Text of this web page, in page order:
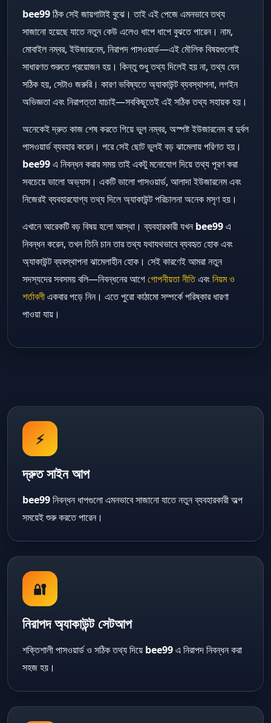
bee99ঠিক সেই জায়গাটাই বুঝে। তাই এই পেজে এমনভাবে তথ্য
সাজানো হয়েছে যাতে নতুন কেউ এলেও ধাপে ধাপে বুঝতে পারেন। নাম,
মোবাইল নম্বর, ইউজারনেম, নিরাপদ পাসওয়ার্ড—এই মৌলিক বিষয়গুলোই
সাধারণত শুরুতে প্রয়োজন হয়। কিন্তু শুধু তথ্য দিলেই হয় না, তথ্য যেন
সঠিক হয়, সেটাও জরুরি। কারণ ভবিষ্যতে অ্যাকাউন্ট ব্যবস্থাপনা, লগইন
অভিজ্ঞতা এবং নিরাপত্তা যাচাই—সবকিছুতেই এই সঠিক তথ্য সহায়ক হয়।
অনেকেই দ্রুত কাজ শেষ করতে গিয়ে ভুল নম্বর, অস্পষ্ট ইউজারনেম বা দুর্বল
পাসওয়ার্ড ব্যবহার করেন। পরে সেই ছোট ভুলই বড় ঝামেলায় পরিণত হয়।
bee99এ নিবন্ধন করার সময় তাই একটু মনোযোগ দিয়ে তথ্য পূরণ করা
সবচেয়ে ভালো অভ্যাস। একটি ভালো পাসওয়ার্ড, আলাদা ইউজারনেম এবং
নিজেরই ব্যবহারযোগ্য তথ্য দিলে অ্যাকাউন্ট পরিচালনা অনেক মসৃণ হয়।
এখানে আরেকটি বড় বিষয় হলো আস্থা। ব্যবহারকারী যখনbee99এ
নিবন্ধন করেন, তখন তিনি চান তার তথ্য যথাযথভাবে ব্যবহৃত হোক এবং
অ্যাকাউন্ট ব্যবস্থাপনা ঝামেলাহীন হোক। সেই কারণেই আমরা নতুন
সদস্যদের সবসময় বলি—নিবন্ধনের আগেগোপনীয়তা নীতিএবংনিয়ম ও
শর্তাবলীএকবার পড়ে নিন। এতে পুরো কাঠামো সম্পর্কে পরিষ্কার ধারণা
পাওয়া যায়।
⚡
দ্রুত সাইন আপ
bee99নিবন্ধন ধাপগুলো এমনভাবে সাজানো যাতে নতুন ব্যবহারকারী অল্প
সময়েই শুরু করতে পারেন।
🔐
নিরাপদ অ্যাকাউন্ট সেটআপ
শক্তিশালী পাসওয়ার্ড ও সঠিক তথ্য দিয়ে bee99এ নিরাপদ নিবন্ধন করা
সহজ হয়।